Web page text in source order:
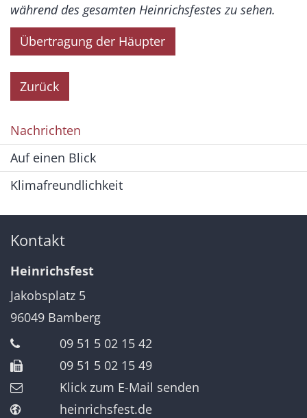
während des gesamten Heinrichsfestes zu sehen.
Übertragung der Häupter
Zurück
Nachrichten
Auf einen Blick
Klimafreundlichkeit
Kontakt
Heinrichsfest
Jakobsplatz 5
96049 Bamberg
09 51 5 02 15 42
09 51 5 02 15 49
Klick zum E-Mail senden
heinrichsfest.de